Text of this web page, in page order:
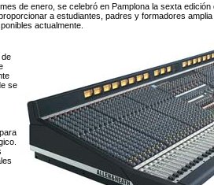
de enero, se celebró en Pamplona la sexta edición
a estudiantes, padres y formadores
actualmente.
de
se